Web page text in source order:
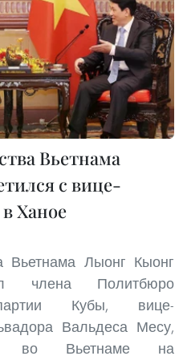
Вьетнама
с вице-
Ханое
Вьетнама Лыонг Кыонг
члена Политбюро
партии Кубы, вице-
Вальдеса Месу,
во Вьетнаме на